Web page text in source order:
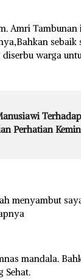
Amri
warga
Perhatian
menyambut
mandala.
Sehat.